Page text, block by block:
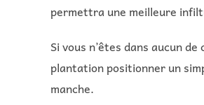
permettra une meilleure
Si vous n’êtes dans aucun
plantation positionner un
manche.